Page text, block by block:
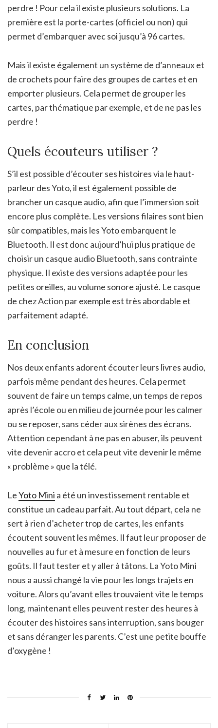
perdre ! Pour cela il existe plusieurs solutions. La
première est la porte-cartes (officiel ou non) qui
permet d’embarquer avec soi jusqu’à 96 cartes.
Mais il existe également un système de d’anneaux et
de crochets pour faire des groupes de cartes et en
emporter plusieurs. Cela permet de grouper les
cartes, par thématique par exemple, et de ne pas les
perdre !
Quels écouteurs utiliser ?
S’il est possible d’écouter ses histoires via le haut-
parleur des Yoto, il est également possible de
brancher un casque audio, afin que l’immersion soit
encore plus complète. Les versions filaires sont bien
sûr compatibles, mais les Yoto embarquent le
Bluetooth. Il est donc aujourd’hui plus pratique de
choisir un casque audio Bluetooth, sans contrainte
physique. Il existe des versions adaptée pour les
petites oreilles, au volume sonore ajusté. Le casque
de chez Action par exemple est très abordable et
parfaitement adapté.
En conclusion
Nos deux enfants adorent écouter leurs livres audio,
parfois même pendant des heures. Cela permet
souvent de faire un temps calme, un temps de repos
après l’école ou en milieu de journée pour les calmer
ou se reposer, sans céder aux sirènes des écrans.
Attention cependant à ne pas en abuser, ils peuvent
vite devenir accro et cela peut vite devenir le même
« problème » que la télé.
LeYoto Mini a été un investissement rentable et
constitue un cadeau parfait. Au tout départ, cela ne
sert à rien d’acheter trop de cartes, les enfants
écoutent souvent les mêmes. Il faut leur proposer de
nouvelles au fur et à mesure en fonction de leurs
goûts. Il faut tester et y aller à tâtons. La Yoto Mini
nous a aussi changé la vie pour les longs trajets en
voiture. Alors qu’avant elles trouvaient vite le temps
long, maintenant elles peuvent rester des heures à
écouter des histoires sans interruption, sans bouger
et sans déranger les parents. C’est une petite bouffe
d’oxygène !